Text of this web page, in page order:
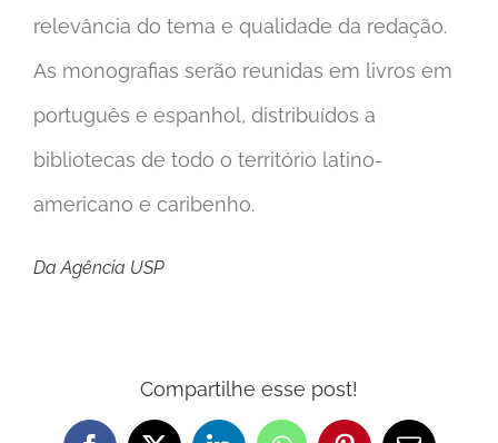
relevância do tema e qualidade da redação.
As monografias serão reunidas em livros em
português e espanhol, distribuídos a
bibliotecas de todo o território latino-
americano e caribenho.
Da Agência USP
Compartilhe esse post!